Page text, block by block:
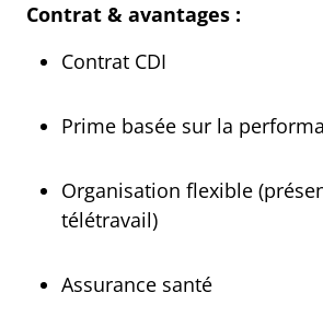
Contrat & avantages :
Contrat CDI
Prime basée sur la
Organisation flexible
télétravail)
Assurance santé